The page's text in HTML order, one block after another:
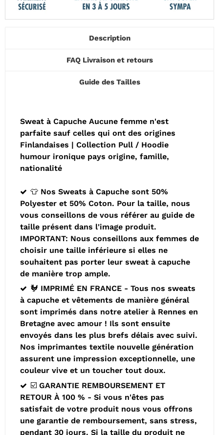
Description
FAQ Livraison et retours
Guide des Tailles
Sweat à Capuche Aucune femme n'est
parfaite sauf celles qui ont des origines
Finlandaises | Collection Pull / Hoodie
humour ironique pays origine, famille,
nationalité
👕 Nos Sweats à Capuche sont 50%
Polyester et 50% Coton. Pour la taille, nous
vous conseillons de vous référer au guide de
taille présent dans l'image produit.
IMPORTANT: Nous conseillons aux femmes de
choisir une taille inférieure si elles ne
souhaitent pas porter leur sweat à capuche
de manière trop ample.
🐓 IMPRIMÉ EN FRANCE - Tous nos sweats
à capuche et vêtements de manière général
sont imprimés dans notre atelier à Rennes en
Bretagne avec amour ! Ils sont ensuite
envoyés dans les plus brefs délais avec suivi.
Nos imprimantes textile nouvelle génération
assurent une impression exceptionnelle, une
couleur vive et un toucher tout doux.
☑️ GARANTIE REMBOURSEMENT ET
RETOUR À 100 % - Si vous n'êtes pas
satisfait de votre produit nous vous offrons
une garantie de remboursement, sans stress,
pendant 30 jours. Si la taille du produit ne